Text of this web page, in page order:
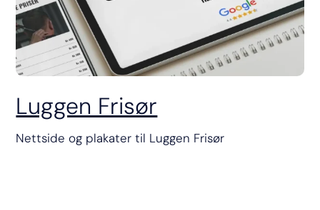
Luggen Frisør
Nettside og plakater til Luggen Frisør